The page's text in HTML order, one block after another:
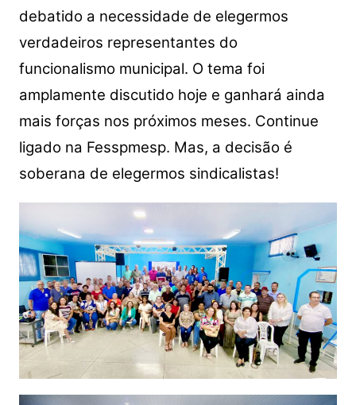
debatido a necessidade de elegermos
verdadeiros representantes do
funcionalismo municipal. O tema foi
amplamente discutido hoje e ganhará ainda
mais forças nos próximos meses. Continue
ligado na Fesspmesp. Mas, a decisão é
soberana de elegermos sindicalistas!